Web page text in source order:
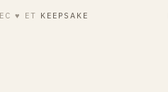
♥ ET KEEPSAKE